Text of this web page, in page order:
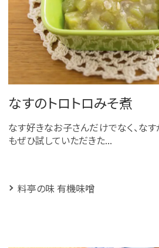
なすのトロトロみそ煮
なす好きなお子さんだけでなく、な
もぜひ試していただきた...
料亭の味 有機味噌